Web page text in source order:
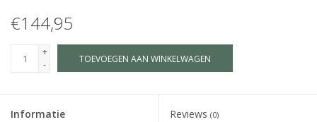
€144,95
+
-
TOEVOEGEN AAN WINKELWAGEN
Informatie Reviews (0)